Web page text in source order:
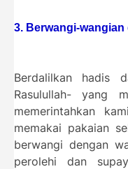
3. Berwangi-
Berdalilkan hadis
Rasulullah- yang
memerintahkan
memakai pakaian
berwangi dengan
perolehi dan